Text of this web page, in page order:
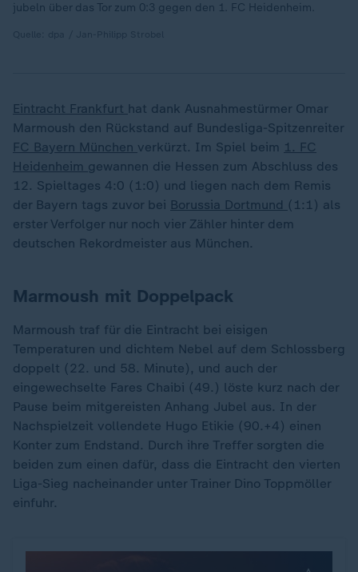
jubeln über das Tor zum 0:3 gegen den 1. FC Heidenheim.
Eintracht Frankfurt hat dank Ausnahmestürmer Omar
Marmoush den Rückstand auf Bundesliga-Spitzenreiter
FC Bayern München verkürzt. Im Spiel beim 1. FC
Heidenheim gewannen die Hessen zum Abschluss des
12. Spieltages 4:0 (1:0) und liegen nach dem Remis
der Bayern tags zuvor bei Borussia Dortmund (1:1) als
erster Verfolger nur noch vier Zähler hinter dem
deutschen Rekordmeister aus München.
Marmoush mit Doppelpack
Marmoush traf für die Eintracht bei eisigen
Temperaturen und dichtem Nebel auf dem Schlossberg
doppelt (22. und 58. Minute), und auch der
eingewechselte Fares Chaibi (49.) löste kurz nach der
Pause beim mitgereisten Anhang Jubel aus. In der
Nachspielzeit vollendete Hugo Etikie (90.+4) einen
Konter zum Endstand. Durch ihre Treffer sorgten die
beiden zum einen dafür, dass die Eintracht den vierten
Liga-Sieg nacheinander unter Trainer Dino Toppmöller
einfuhr.